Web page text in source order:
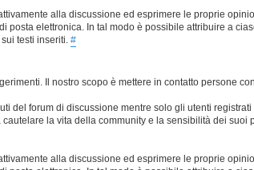
alla discussione ed esprimere le proprie
elettronica. In tal modo è possibile attribuire a
testi inseriti. #
Il nostro scopo è mettere in contatto persone
forum di discussione mentre solo gli utenti
cautelare la vita della community e la sensibilità dei suoi
alla discussione ed esprimere le proprie